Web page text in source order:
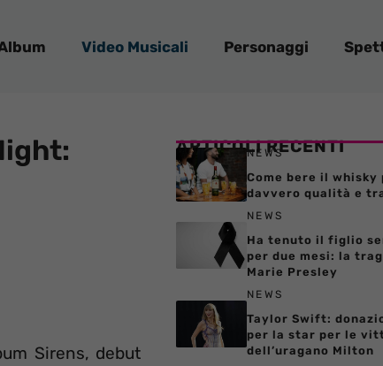
Video Musicali Personaggi
Sirens, debut
ARTICOLI RECENTI
NEWS
Come bere il whisky
davvero qualità e
NEWS
Ha tenuto il figlio
per due mesi: la
Marie Presley
NEWS
Taylor Swift:
per la star per le
dell’uragano Milton